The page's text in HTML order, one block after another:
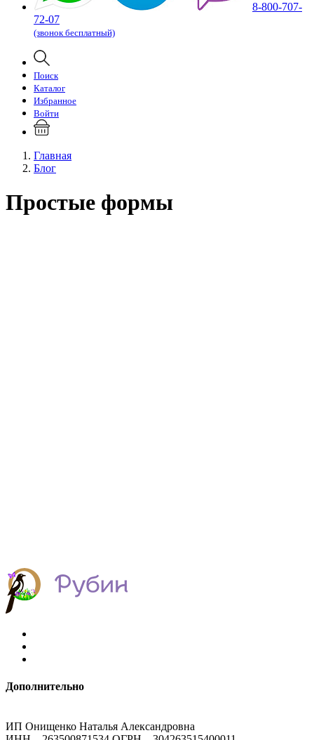
8-800-707-
72-07
(звонок бесплатный)
Поиск
Каталог
Избранное
Войти
Главная
Блог
Простые формы
Дополнительно
ИП Онищенко Наталья Александровна